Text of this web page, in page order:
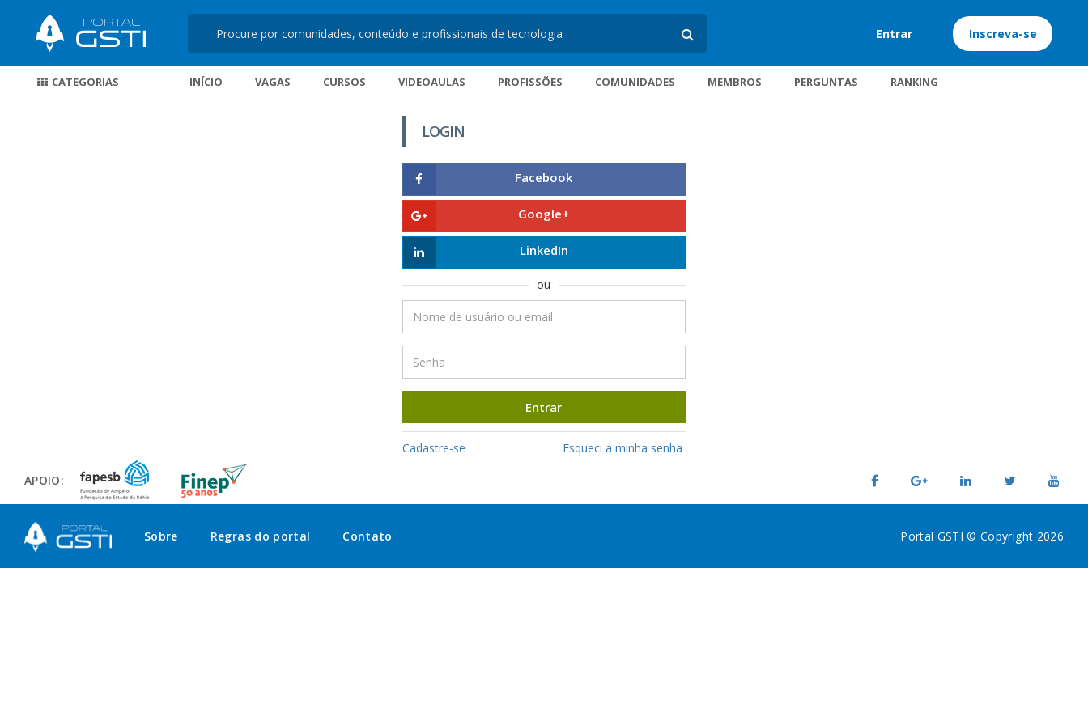
Entrar Inscreva-se
CATEGORIAS INÍCIO VAGAS CURSOS VIDEOAULAS PROFISSÕES COMUNIDADES MEMBROS PERGUNTAS RANKING
LOGIN
Facebook
Google+
LinkedIn
ou
Entrar
Cadastre-se Esqueci a minha senha
APOIO:
Sobre Regras do portal Contato Portal GSTI © Copyright 2026